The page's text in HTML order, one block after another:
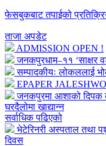
फेसबुकबाट तपाईको
ताजा अपडेट
ADMISSION OPEN !
जनकपुरधाम–११ ‘साक्षर
सम्पादकीयः लोकललाई
EPAPER
जनकपुरमा आशाको दिपक
घरदैलोमा खाद्यान्न
सर्वाधिक पढिएको
भेटेरिनरी अस्पताल तथा
दिवस